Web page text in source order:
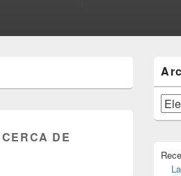
DE
área
de
widget
barra
lateral